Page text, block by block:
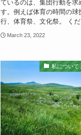
ているのは、集団行動を求
す。例えば体育の時間の球
行、体育祭、文化祭。 くだ
March 23, 2022
私について